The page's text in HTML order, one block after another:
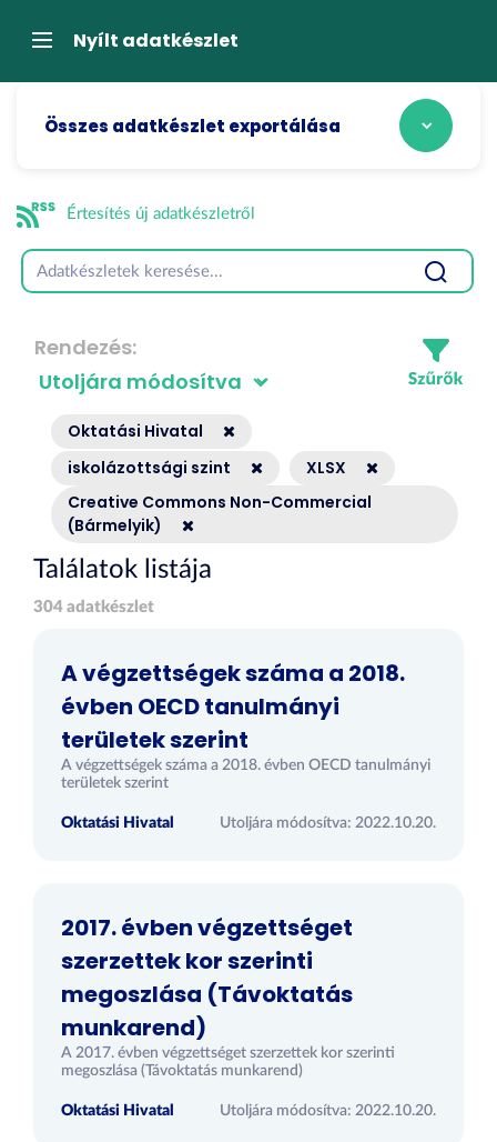
átugrásaNavigációNyílt adatkészlet
Összes adatkészlet exportálása
Értesítés új adatkészletről
Rendezés
Oktatási Hivatal
iskolázottsági szint
XLSX
Creative Commons Non-Commercial
(Bármelyik)
Találatok listája
304 adatkészlet
A végzettségek száma a 2018.
évben OECD tanulmányi
területek szerint
A végzettségek száma a 2018. évben OECD tanulmányi
területek szerint
Oktatási Hivatal Utoljára módosítva: 2022.10.20.
2017. évben végzettséget
szerzettek kor szerinti
megoszlása (Távoktatás
munkarend)
A 2017. évben végzettséget szerzettek kor szerinti
megoszlása (Távoktatás munkarend)
Oktatási Hivatal Utoljára módosítva: 2022.10.20.